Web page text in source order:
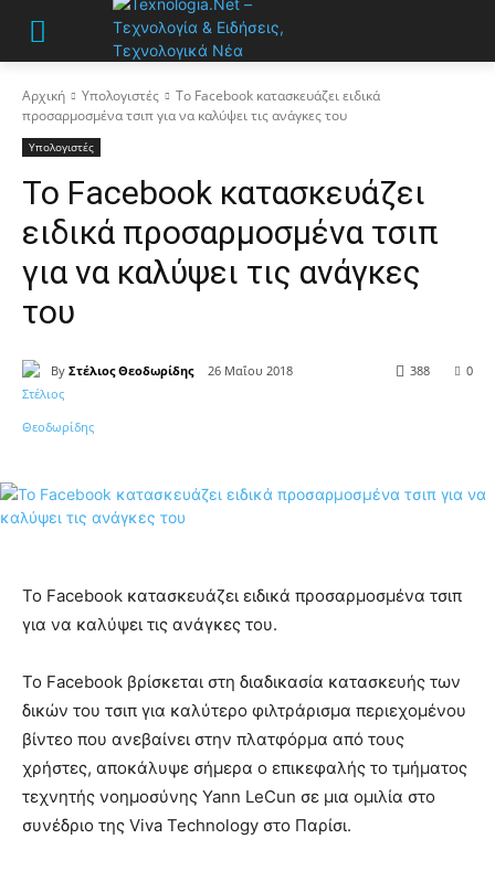
Αρχική Υπολογιστές
Το Facebook κατασκευάζει ειδικά
προσαρμοσμένα τσιπ για να καλύψει τις ανάγκες του
Υπολογιστές
Το Facebook κατασκευάζει
ειδικά προσαρμοσμένα τσιπ
για να καλύψει τις ανάγκες
του
By Στέλιος Θεοδωρίδης 26 Μαΐου 2018 0
388
Το Facebook κατασκευάζει ειδικά προσαρμοσμένα τσιπ
για να καλύψει τις ανάγκες του.
Το Facebook βρίσκεται στη διαδικασία κατασκευής των
δικών του τσιπ για καλύτερο φιλτράρισμα περιεχομένου
βίντεο που ανεβαίνει στην πλατφόρμα από τους
χρήστες, αποκάλυψε σήμερα ο επικεφαλής το τμήματος
τεχνητής νοημοσύνης Yann LeCun σε μια ομιλία στο
συνέδριο της Viva Technology στο Παρίσι.